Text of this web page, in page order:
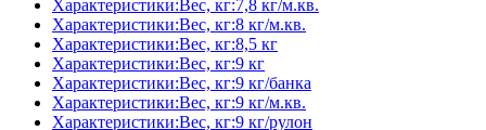
Характеристики:Вес, кг:7,8 кг/м.кв.
Характеристики:Вес, кг:8 кг/м.кв.
Характеристики:Вес, кг:8,5 кг
Характеристики:Вес, кг:9 кг
Характеристики:Вес, кг:9 кг/банка
Характеристики:Вес, кг:9 кг/м.кв.
Характеристики:Вес, кг:9 кг/рулон